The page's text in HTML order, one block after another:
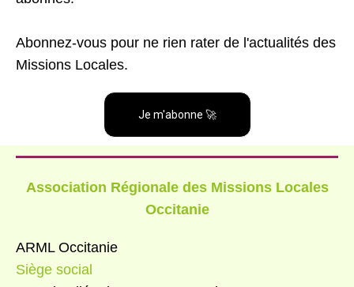
Abonnez-vous pour ne rien rater de l'actualités des
Missions Locales.
Je m'abonne 🚀
Association Régionale des Missions Locales
Occitanie
ARML Occitanie
Siège social